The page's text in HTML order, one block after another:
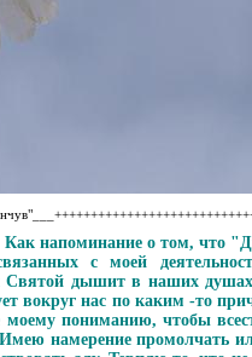
напоминание о том, что
с моей
Святой дышит в наших
вокруг нас по каким -то
пониманию, чтобы
намерение промолчать